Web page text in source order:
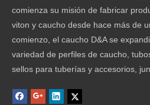
comienza su misión de fabricar
viton y caucho desde hace más de
comienzo, el caucho D&A se
variedad de perfiles de caucho,
sellos para tuberías y accesorios,